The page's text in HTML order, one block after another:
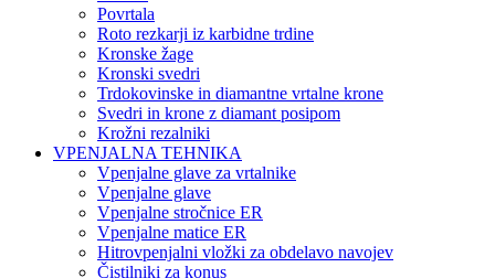
Povrtala
Roto rezkarji iz karbidne trdine
Kronske žage
Kronski svedri
Trdokovinske in diamantne vrtalne krone
Svedri in krone z diamant posipom
Krožni rezalniki
VPENJALNA TEHNIKA
Vpenjalne glave za vrtalnike
Vpenjalne glave
Vpenjalne stročnice ER
Vpenjalne matice ER
Hitrovpenjalni vložki za obdelavo navojev
Čistilniki za konus